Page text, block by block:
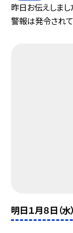
昨日お伝えしま
警報は発令され
明日１月８日（